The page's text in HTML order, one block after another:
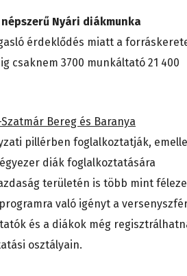
Nyári diákmunka
érdeklődés miatt a
csaknem 3700 munkáltató 21 400
Bereg és Baranya
pillérben foglalkoztatják,
diák foglalkoztatására
területén is több mint
való igényt a
és a diákok még
osztályain.